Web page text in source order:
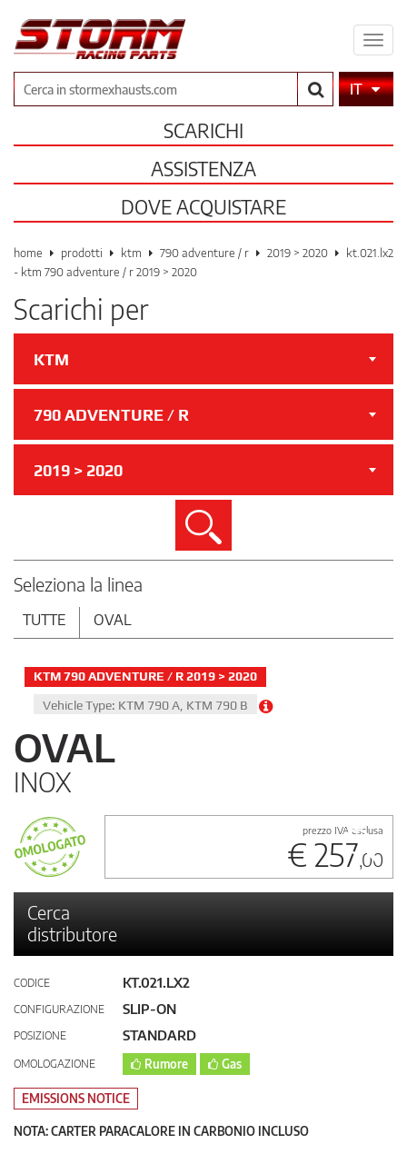
il
CercaIT
SCARICHI
ASSISTENZA
DOVE ACQUISTARE
home prodotti ktm 790 adventure / r 2019 > 2020
kt.021.lx2
- ktm 790 adventure / r 2019 > 2020
Scarichi per
KTM
790 ADVENTURE / R
2019 > 2020
Cerca
Seleziona la linea
TUTTE OVAL
KTM 790 ADVENTURE / R 2019 > 2020
Vehicle Type: KTM 790 A, KTM 790 B
OVAL
INOX
prezzo IVA esclusa
€ 257,00
Cerca
distributore
CODICE KT.021.LX2
CONFIGURAZIONE SLIP-ON
POSIZIONE STANDARD
OMOLOGAZIONE Rumore Gas
EMISSIONS NOTICE
NOTA: CARTER PARACALORE IN CARBONIO INCLUSO